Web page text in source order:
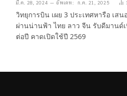
มี.ค. 28, 2024 อัพเดท: ก.ค. 21, 2025
วิทยุการบิน เผย 3 ประเทศหารือ เส
ผ่านน่านฟ้า ไทย ลาว จีน รับดีมานด์
ต่อปี คาดเปิดใช้ปี 2569